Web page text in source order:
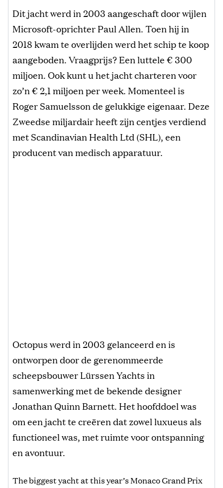
Dit jacht werd in 2003 aangeschaft door wijlen
Microsoft-oprichter Paul Allen. Toen hij in
2018 kwam te overlijden werd het schip te koop
aangeboden. Vraagprijs? Een luttele € 300
miljoen. Ook kunt u het jacht charteren voor
zo’n € 2,1 miljoen per week. Momenteel is
Roger Samuelsson de gelukkige eigenaar. Deze
Zweedse miljardair heeft zijn centjes verdiend
met Scandinavian Health Ltd (SHL), een
producent van medisch apparatuur.
Octopus werd in 2003 gelanceerd en is
ontworpen door de gerenommeerde
scheepsbouwer Lürssen Yachts in
samenwerking met de bekende designer
Jonathan Quinn Barnett. Het hoofddoel was
om een jacht te creëren dat zowel luxueus als
functioneel was, met ruimte voor ontspanning
en avontuur.
The biggest yacht at this year’s Monaco Grand Prix